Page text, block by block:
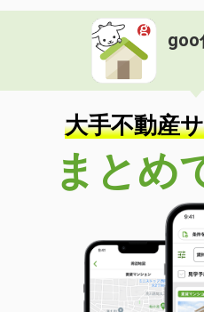
goo
大手不動産
まとめ